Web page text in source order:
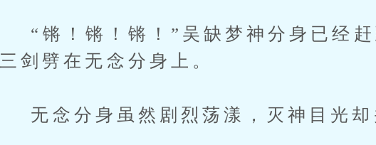
“锵！锵！锵！”吴缺梦神分身已经赶
三剑劈在无念分身上。
无念分身虽然剧烈荡漾，灭神目光却